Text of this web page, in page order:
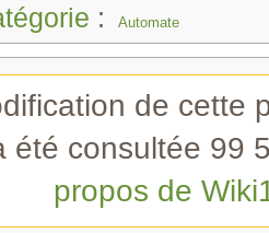
: Automate
de cette
été consultée 99
propos de